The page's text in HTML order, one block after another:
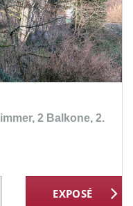
2 Balkone, 2.